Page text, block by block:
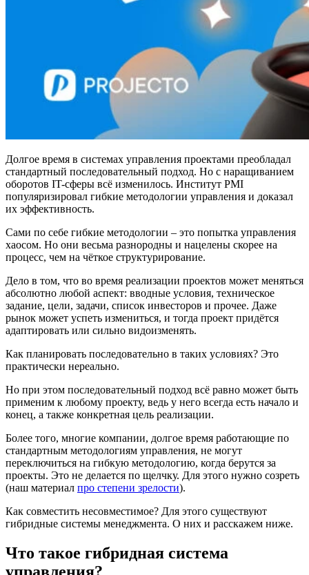
Долгое время в системах управления проектами преобладал
стандартный последовательный подход. Но с наращиванием
оборотов IT-сферы всё изменилось. Институт PMI
популяризировал гибкие методологии управления и доказал
их эффективность.
Сами по себе гибкие методологии – это попытка управления
хаосом. Но они весьма разнородны и нацелены скорее на
процесс, чем на чёткое структурирование.
Дело в том, что во время реализации проектов может меняться
абсолютно любой аспект: вводные условия, техническое
задание, цели, задачи, список инвесторов и прочее. Даже
рынок может успеть измениться, и тогда проект придётся
адаптировать или сильно видоизменять.
Как планировать последовательно в таких условиях? Это
практически нереально.
Но при этом последовательный подход всё равно может быть
применим к любому проекту, ведь у него всегда есть начало и
конец, а также конкретная цель реализации.
Более того, многие компании, долгое время работающие по
стандартным методологиям управления, не могут
переключиться на гибкую методологию, когда берутся за
проекты. Это не делается по щелчку. Для этого нужно созреть
(наш материал про степени зрелости).
Как совместить несовместимое? Для этого существуют
гибридные системы менеджмента. О них и расскажем ниже.
Что такое гибридная система